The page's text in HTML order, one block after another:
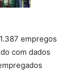
empregos
com dados